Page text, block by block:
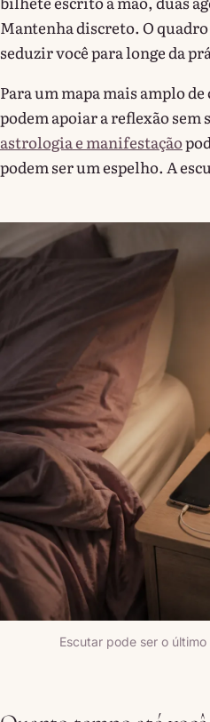
Mantenha discreto. O
seduzir você para longe da
Para um mapa mais amplo
podem apoiar a reflexão sem
astrologia e manifestação
podem ser um espelho. A
Escutar pode ser o